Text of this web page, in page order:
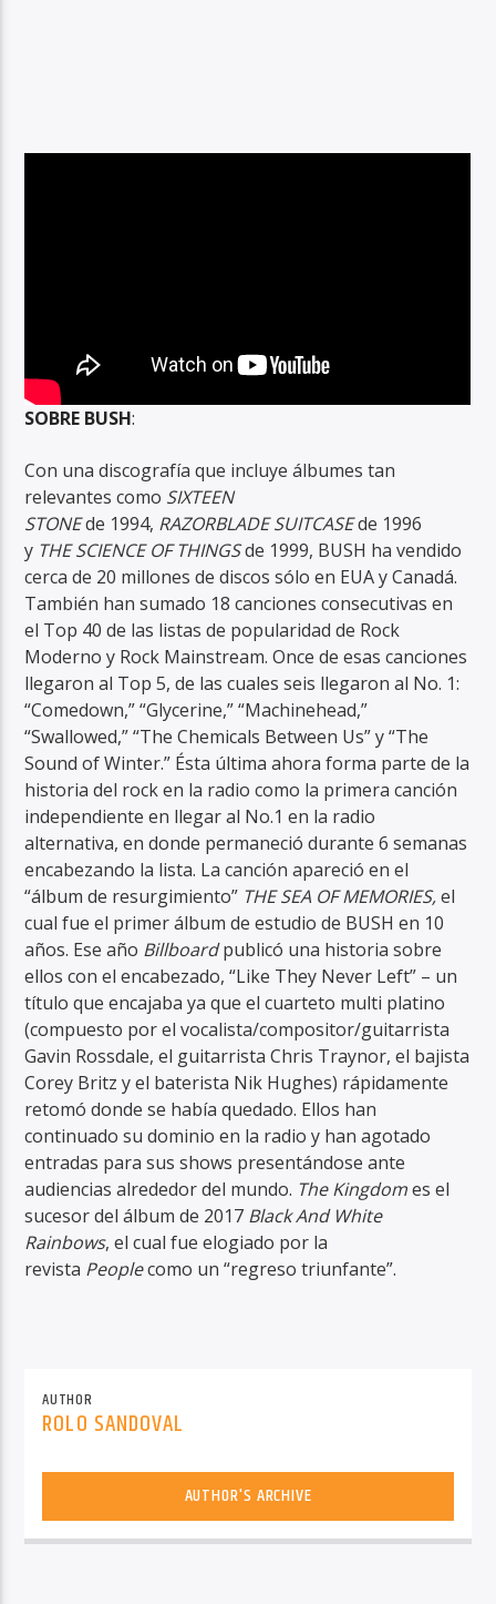
SOBRE BUSH:
Con una discografía que incluye álbumes tan
relevantes como SIXTEEN
STONEde 1994, RAZORBLADE SUITCASEde 1996
y THE SCIENCE OF THINGSde 1999, BUSH ha vendido
cerca de 20 millones de discos sólo en EUA y Canadá.
También han sumado 18 canciones consecutivas en
el Top 40 de las listas de popularidad de Rock
Moderno y Rock Mainstream. Once de esas canciones
llegaron al Top 5, de las cuales seis llegaron al No. 1:
“Comedown,” “Glycerine,” “Machinehead,”
“Swallowed,” “The Chemicals Between Us” y “The
Sound of Winter.” Ésta última ahora forma parte de la
historia del rock en la radio como la primera canción
independiente en llegar al No.1 en la radio
alternativa, en donde permaneció durante 6 semanas
encabezando la lista. La canción apareció en el
“álbum de resurgimiento” THE SEA OF MEMORIES,el
cual fue el primer álbum de estudio de BUSH en 10
años. Ese año Billboardpublicó una historia sobre
ellos con el encabezado, “Like They Never Left” – un
título que encajaba ya que el cuarteto multi platino
(compuesto por el vocalista/compositor/guitarrista
Gavin Rossdale, el guitarrista Chris Traynor, el bajista
Corey Britz y el baterista Nik Hughes) rápidamente
retomó donde se había quedado. Ellos han
continuado su dominio en la radio y han agotado
entradas para sus shows presentándose ante
audiencias alrededor del mundo. The Kingdomes el
sucesor del álbum de 2017 Black And White
Rainbows, el cual fue elogiado por la
revista Peoplecomo un “regreso triunfante”.
AUTHOR
ROLO SANDOVAL
AUTHOR'S ARCHIVE